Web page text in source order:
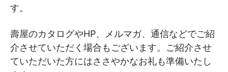
す。
壽屋のカタログやHP、メルマガ、通信などでご紹
介させていただく場合もございます。ご紹介させ
ていただいた方にはささやかなお礼も準備いたし